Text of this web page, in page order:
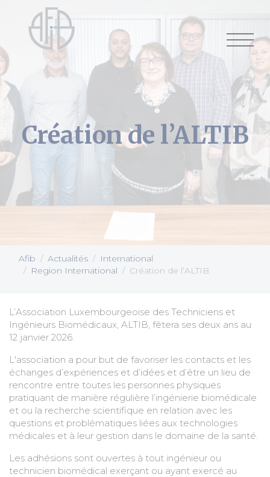
Création de l’ALTIB
Afib Actualités
International
Region International
Création de l’ALTIB
L’Association Luxembourgeoise des Techniciens et
Ingénieurs Biomédicaux, ALTIB, fêtera ses deux ans au
12 janvier 2026.
L'association a pour but de favoriser les contacts et les
échanges d’expériences et d’idées et d’être un lieu de
rencontre entre toutes les personnes physiques
pratiquant de manière régulière l’ingénierie biomédicale
et ou la recherche scientifique en relation avec les
questions et problématiques liées aux technologies
médicales et à leur gestion dans le domaine de la santé.
Les adhésions sont ouvertes à tout ingénieur ou
technicien biomédical exerçant ou ayant exercé au
Cookies management panel